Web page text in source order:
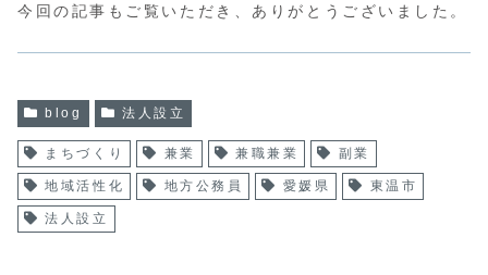
今回の記事もご覧いただき、ありがとうございました。
blog 法人設立
まちづくり 兼業 兼職兼業 副業
地域活性化 地方公務員 愛媛県 東温市
法人設立